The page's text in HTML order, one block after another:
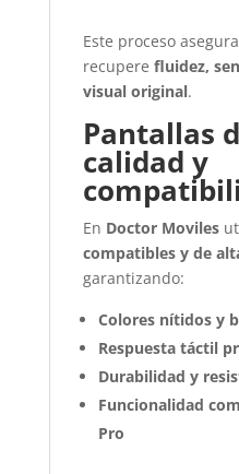
Este proceso
recupere fluidez,
visual original.
Pantallas
calidad y
En Doctor Moviles
compatibles y de
garantizando:
Colores nítidos y
Respuesta táctil
Durabilidad y
Funcionalidad
Pro